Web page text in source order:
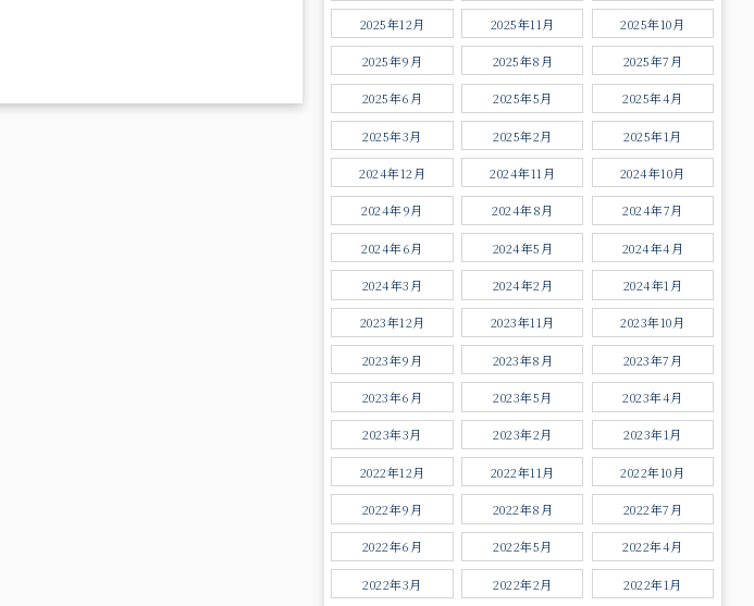
2025年12月 2025年11月 2025年10月
2025年9月 2025年8月 2025年7月
2025年6月 2025年5月 2025年4月
2025年3月 2025年2月 2025年1月
2024年12月 2024年11月 2024年10月
2024年9月 2024年8月 2024年7月
2024年6月 2024年5月 2024年4月
2024年3月 2024年2月 2024年1月
2023年12月 2023年11月 2023年10月
2023年9月 2023年8月 2023年7月
2023年6月 2023年5月 2023年4月
2023年3月 2023年2月 2023年1月
2022年12月 2022年11月 2022年10月
2022年9月 2022年8月 2022年7月
2022年6月 2022年5月 2022年4月
2022年3月 2022年2月 2022年1月